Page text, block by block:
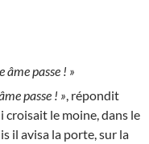
âme passe ! »
passe ! » , répondit
croisait le moine, dans le
il avisa la porte, sur la